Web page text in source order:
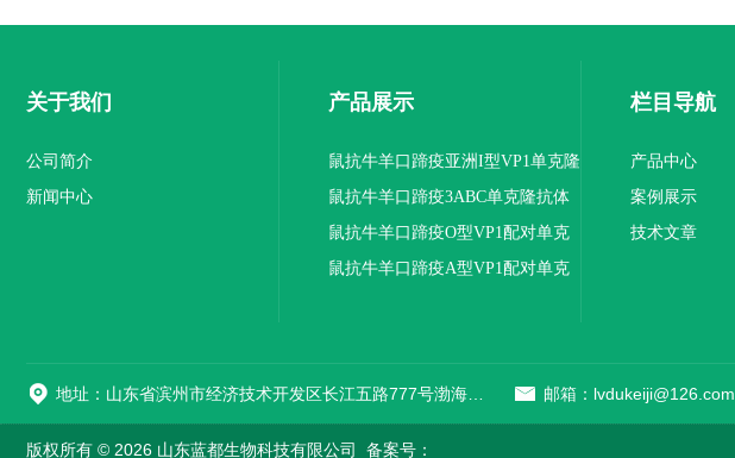
关于我们
公司简介
新闻中心
产品展示
鼠抗牛羊口蹄疫亚洲I型VP1单克隆
抗体
鼠抗牛羊口蹄疫3ABC单克隆抗体
鼠抗牛羊口蹄疫O型VP1配对单克
隆抗体
鼠抗牛羊口蹄疫A型VP1配对单克
栏目导航
产品中心
案例展示
技术文章
邮箱：lvdukeiji@126.com
版权所有 © 2026 山东蓝都生物科技有限公司 备案号：